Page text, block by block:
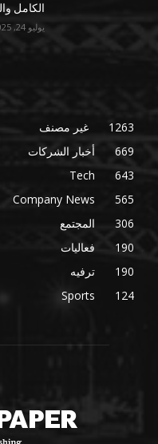
الكامل
يوليو 24, 2025
غير مصنف
1263
أخبار الشركات
669
Tech
643
Company News
565
المجتمع
306
فعاليات
190
ترفيه
190
Sports
124